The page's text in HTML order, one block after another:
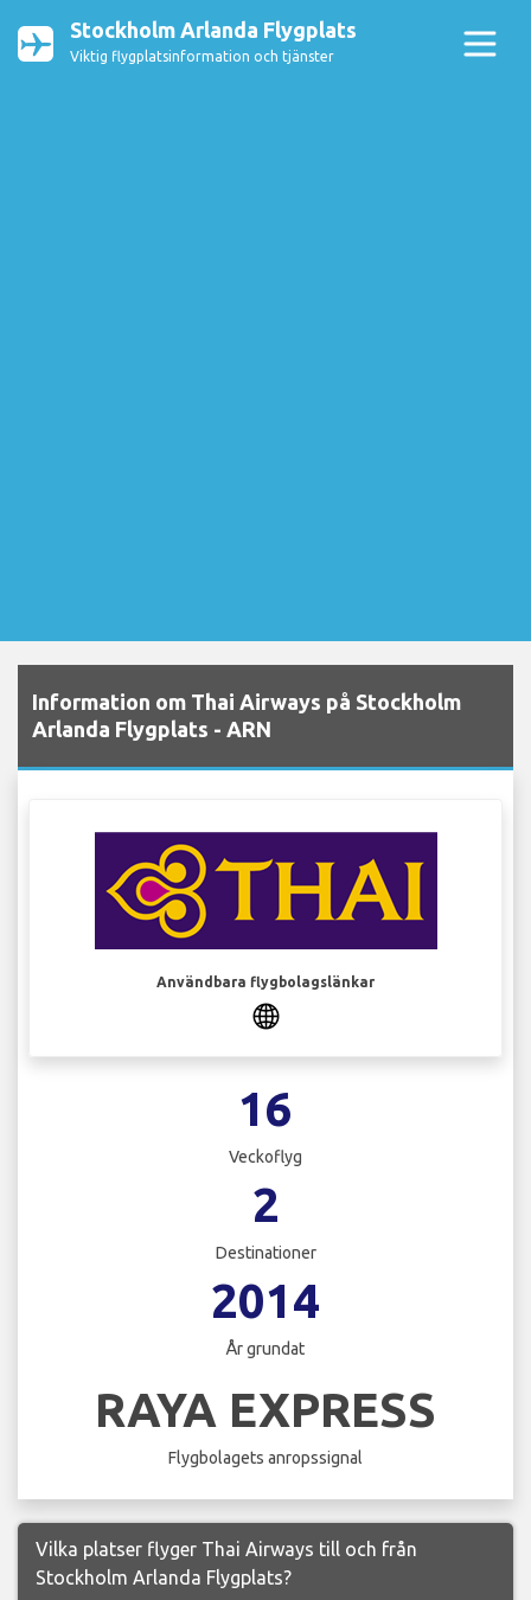
Stockholm Arlanda Flygplats
Viktig flygplatsinformation och tjänster
Information om Thai Airways på Stockholm
Arlanda Flygplats - ARN
Användbara flygbolagslänkar
16
Veckoflyg
2
Destinationer
2014
År grundat
RAYA EXPRESS
Flygbolagets anropssignal
Vilka platser flyger Thai Airways till och från
Stockholm Arlanda Flygplats?